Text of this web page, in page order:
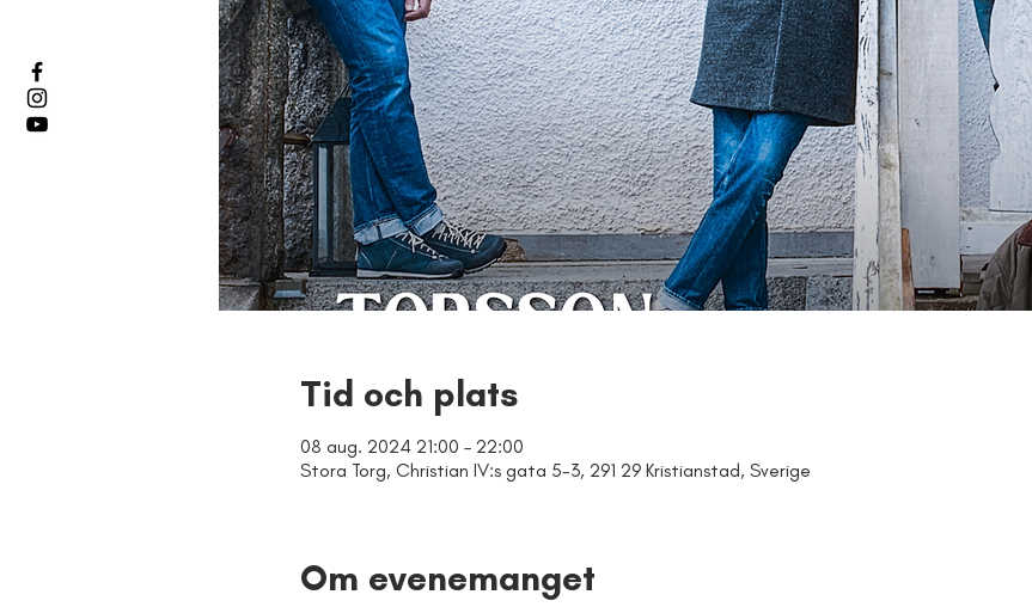
Tid och plats
08 aug. 2024 21:00 – 22:00
Stora Torg, Christian IV:s gata 5-3, 291 29 Kristianstad, Sverige
Om evenemanget